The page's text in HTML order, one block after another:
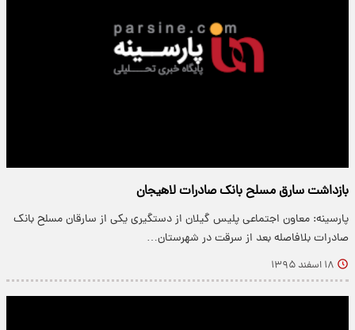
بازداشت سارق مسلح بانک صادرات لاهیجان
پارسینه: معاون اجتماعی پلیس گیلان از دستگیری یکی از سارقان مسلح بانک
صادرات بلافاصله بعد از سرقت در شهرستان…
۱۸ اسفند ۱۳۹۵